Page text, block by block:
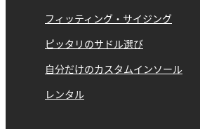
フィッティング・サイジング
ピッタリのサドル選び
自分だけのカスタムインソール
レンタル